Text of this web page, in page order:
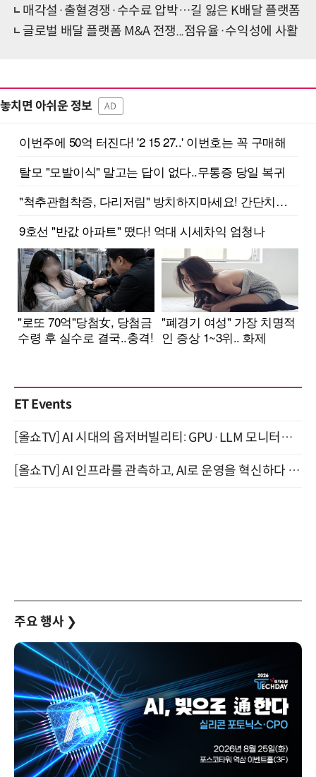
매각설·출혈경쟁·수수료 압박…길 잃은 K배달 플랫폼
글로벌 배달 플랫폼 M&A 전쟁...점유율·수익성에 사활
놓치면 아쉬운 정보 AD
ET Events
[올쇼TV] AI 시대의 옵저버빌리티: GPU·LLM 모니터링부터 AI 기반 장애 대응까지 (8/11 생방송)
[올쇼TV] AI 인프라를 관측하고, AI로 운영을 혁신하다 (8월 11일 생방송)
주요 행사 ❯